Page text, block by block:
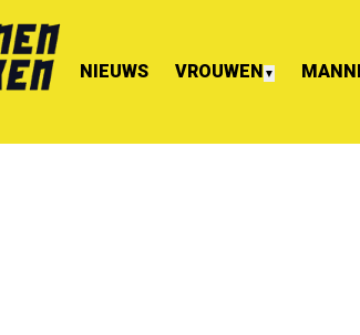
NIEUWS VROUWEN ▼